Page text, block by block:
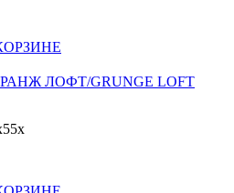
ЛОФТ/GRUNGE LOFT